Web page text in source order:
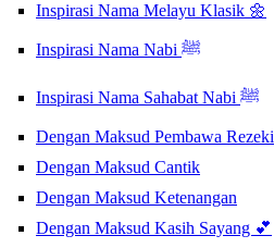
Inspirasi Nama Melayu Klasik 🌼
Inspirasi Nama Nabi ﷺ
Inspirasi Nama Sahabat Nabi ﷺ
Dengan Maksud Pembawa Rezeki
Dengan Maksud Cantik
Dengan Maksud Ketenangan
Dengan Maksud Kasih Sayang 💕